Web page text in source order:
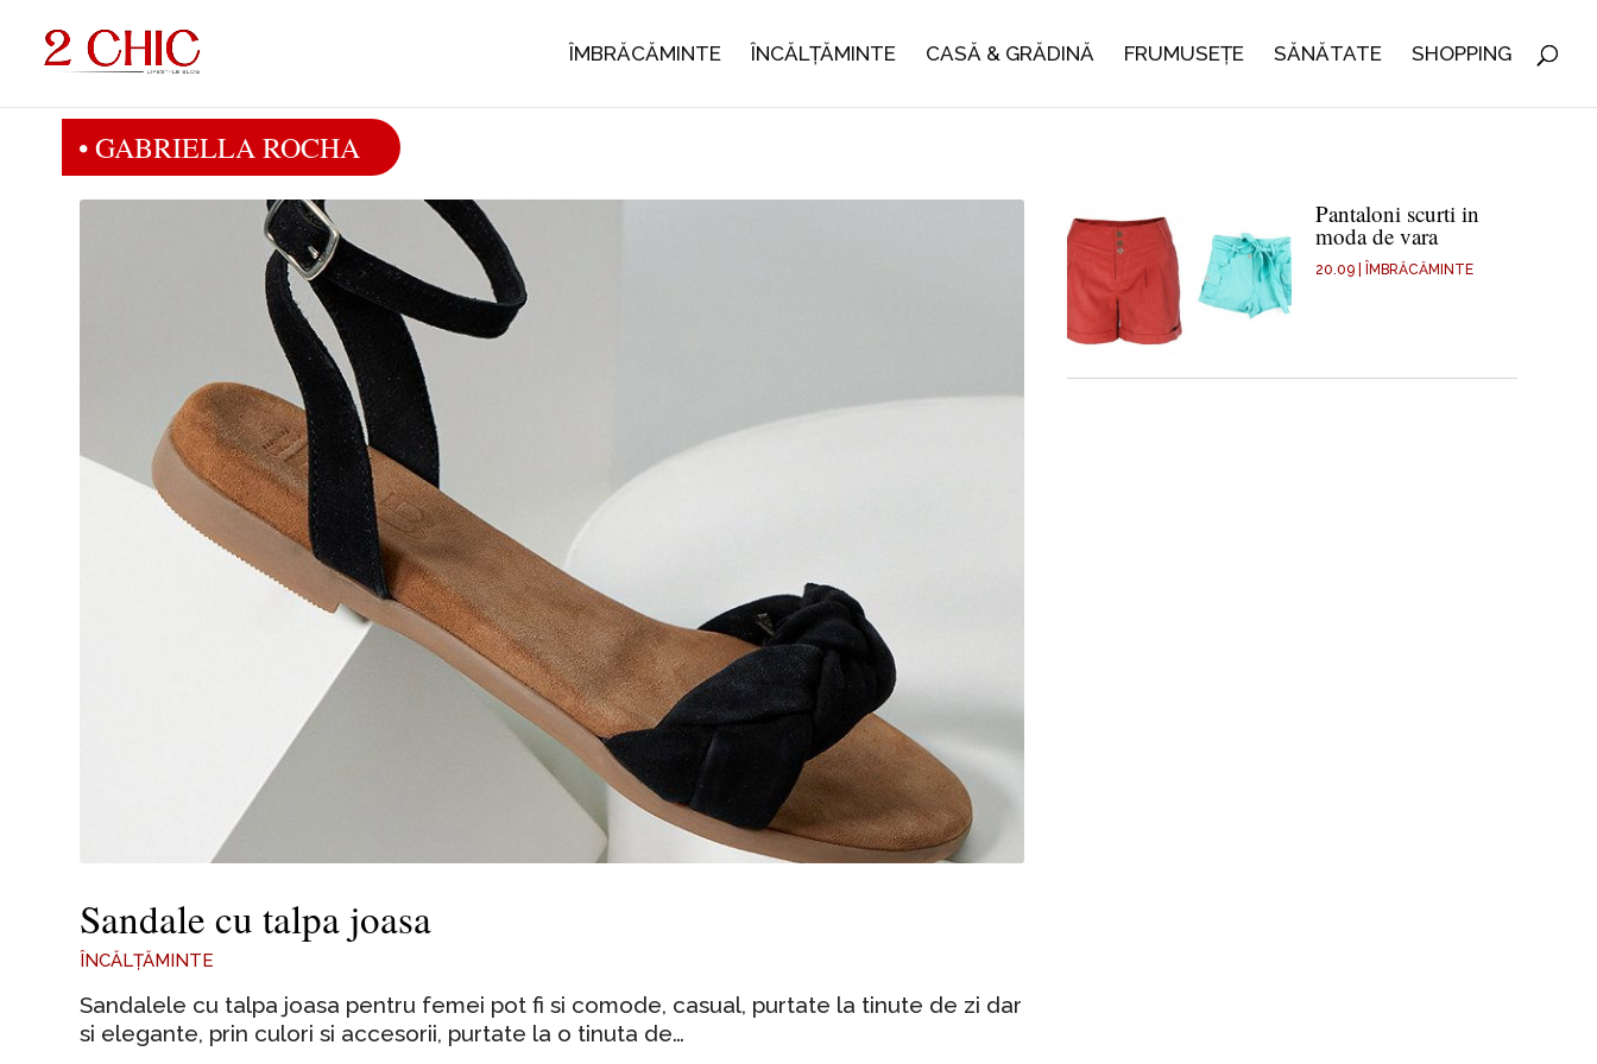
ÎMBRĂCĂMINTE ÎNCĂLȚĂMINTE CASĂ & GRĂDINĂ FRUMUSEȚE SĂNĂTATE SHOPPING
• GABRIELLA ROCHA
Sandale cu talpa joasa
ÎNCĂLȚĂMINTE
Sandalele cu talpa joasa pentru femei pot fi si comode, casual, purtate la tinute de zi dar
si elegante, prin culori si accesorii, purtate la o tinuta de…
Pantaloni scurti in
moda de vara
20.09 ÎMBRĂCĂMINTE